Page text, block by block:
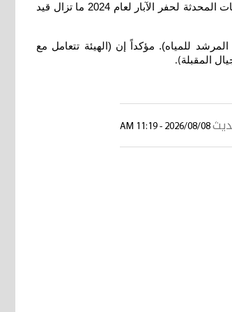
لتنظيم حفر الآبار في عموم البلاد بهدف حماية الخزين الجوفي وضمان استدامته. وقال مدير عام الهيئة ميثم علي خضير الغانمي في تصريح إمس إن (التعليمات المحدثة لحفر الآبار لعام 2024 ما تزال قيد
للمياه). مؤكداً إن (الهيئة تتعامل مع
المقبلة).
2026/08/08 - 11:19 AM